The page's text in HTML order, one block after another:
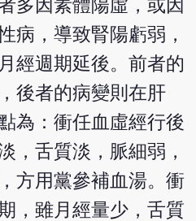
多因素體陽虛，或因
病，導致腎陽虧弱，
經週期延後。前者的
後者的病變則在肝
為：衝任血虛經行後
，舌質淡，脈細弱，
方用黨參補血湯。衝
，雖月經量少，舌質